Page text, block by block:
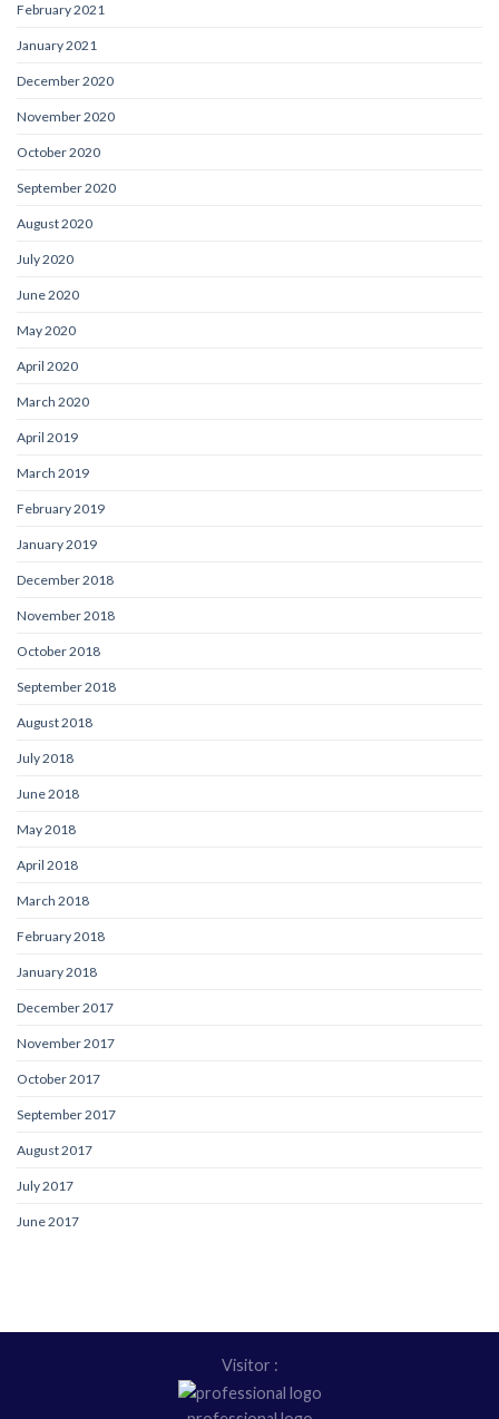
February 2021
January 2021
December 2020
November 2020
October 2020
September 2020
August 2020
July 2020
June 2020
May 2020
April 2020
March 2020
April 2019
March 2019
February 2019
January 2019
December 2018
November 2018
October 2018
September 2018
August 2018
July 2018
June 2018
May 2018
April 2018
March 2018
February 2018
January 2018
December 2017
November 2017
October 2017
September 2017
August 2017
July 2017
June 2017
Visitor :